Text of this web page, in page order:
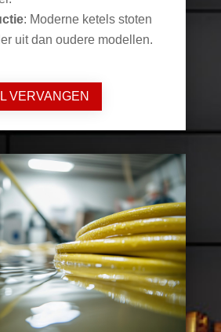
: Moderne ketels stoten
uit dan oudere modellen.
VERVANGEN